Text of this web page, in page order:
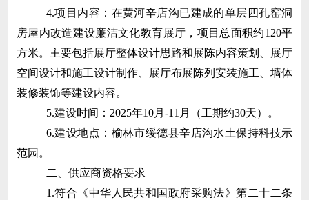
4.项目内容： 在黄河辛店沟已建成的单层四孔窑洞
房屋内改造建设廉洁文化教育展厅，项目总面积约120平
方米。主要包括展厅整体设计思路和展陈内容策划、展厅
空间设计和施工设计制作、展厅布展陈列安装施工、墙体
装修装饰等建设内容。
5.建设时间：2025年10月-11月（工期约30天）。
6.建设地点：榆林市绥德县辛店沟水土保持科技示
范园。
二、供应商资格要求
1.符合 《中华人民共和国政府采购法》第二十二条